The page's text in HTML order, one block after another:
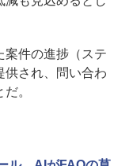
件の進捗（ステ
供され、問い合わ
。